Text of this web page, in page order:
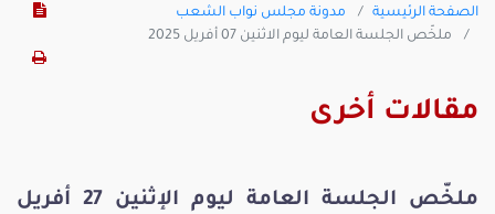
الصفحة الرئيسية
مدونة مجلس نواب الشعب
ملخّص الجلسة العامة ليوم الاثنين 07 أفريل 2025
مقالات أخرى
ملخّص الجلسة العامة ليوم الإثنين 27 أفريل